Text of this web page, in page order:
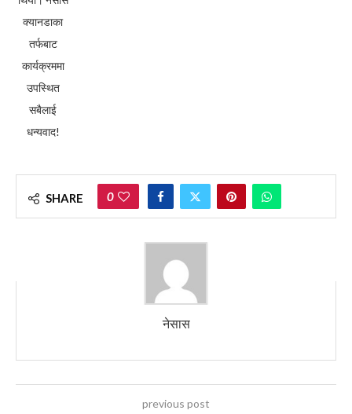
क्यानडाका
तर्फबाट
कार्यक्रममा
उपस्थित
सबैलाई
धन्यवाद!
SHARE 0
नेसास
previous post